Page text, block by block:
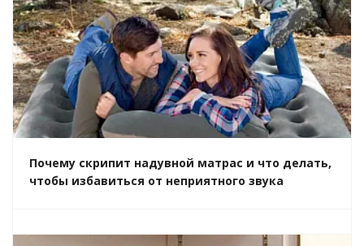
Почему скрипит надувной матрас и что делать,
чтобы избавиться от неприятного звука